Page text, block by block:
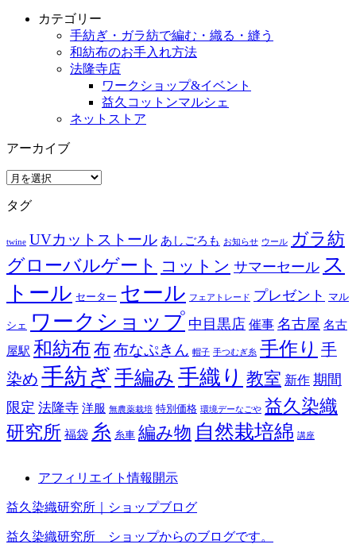
カテゴリー
手紡ぎ・ガラ紡で編む・織る・縫う
和紡布のお手入れ方法
法隆寺店
ワークショップ&イベント
益久コットンマルシェ
ネットストア
アーカイブ
ア
カ
ブ
タグ
twine UVカットストール あしごろも お知らせ ウール ガラ紡
グローバルゲート コットン サマーセール ス
トール セーター セール フェアトレード プレゼント マル
シェ ワークショップ 中目黒店 催事 名古屋 名古
屋駅 和紡布 布布なぷきん 帽子 手つむぎ糸 手作り 手
染め 手紡ぎ 手編み 手織り 教室 新作 期間
限定 法隆寺 洋服 無農薬栽培 特別価格 環境デーなごや 益久染織
研究所 福袋 糸 糸車 編み物 自然栽培綿 講座
アフィリエイト情報開示
益久染織研究所｜ショップブログ
益久染織研究所 ショップからのブログです。